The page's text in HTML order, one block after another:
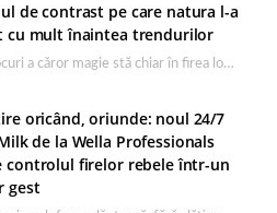
de contrast pe care natura l-a
cu mult înaintea trendurilor
Sunt locuri a căror magie stă chiar în firea lor naturală, iar Lacul Ursu din…
oricând, oriunde: noul 24/7
de la Wella Professionals
controlul firelor rebele într-un
gest